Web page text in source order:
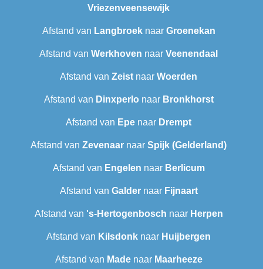
Vriezenveensewijk
Afstand van Langbroeknaar Groenekan
Afstand van Werkhoven naar Veenendaal
Afstand van Zeist naar Woerden
Afstand van Dinxperlo naar Bronkhorst
Afstand van Epe naar Drempt
Afstand van Zevenaar naar Spijk (Gelderland)
Afstand van Engelen naar Berlicum
Afstand van Galdernaar Fijnaart
Afstand van 's-Hertogenbosch naar Herpen
Afstand van Kilsdonk naar Huijbergen
Afstand van Madenaar Maarheeze